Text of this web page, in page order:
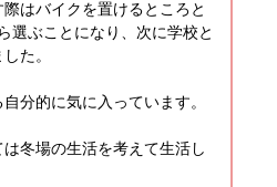
はバイクを置けるところと
選ぶことになり、次に学校と
た。
分的に気に入っています。
冬場の生活を考えて生活し